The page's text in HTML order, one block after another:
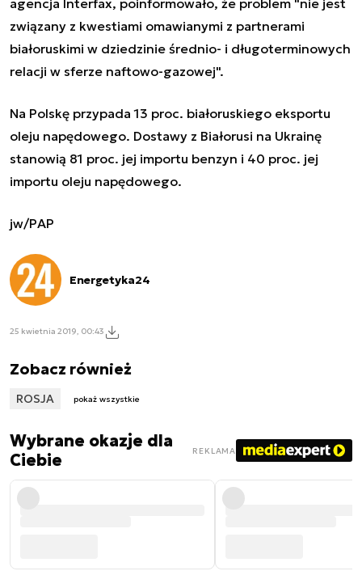
związany z kwestiami omawianymi z partnerami
białoruskimi w dziedzinie średnio- i długoterminowych
relacji w sferze naftowo-gazowej".
Na Polskę przypada 13 proc. białoruskiego eksportu
oleju napędowego. Dostawy z Białorusi na Ukrainę
stanowią 81 proc. jej importu benzyn i 40 proc. jej
importu oleju napędowego.
jw/PAP
Energetyka24
25 kwietnia 2019, 00:43
Zobacz również
ROSJA pokaż wszystkie
Wybrane okazje dla
Ciebie
REKLAMA